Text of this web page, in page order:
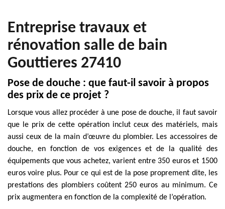
Entreprise travaux et
rénovation salle de bain
Gouttieres 27410
Pose de douche : que faut-il savoir à propos
des prix de ce projet ?
Lorsque vous allez procéder à une pose de douche, il faut savoir
que le prix de cette opération inclut ceux des matériels, mais
aussi ceux de la main d’œuvre du plombier. Les accessoires de
douche, en fonction de vos exigences et de la qualité des
équipements que vous achetez, varient entre 350 euros et 1500
euros voire plus. Pour ce qui est de la pose proprement dite, les
prestations des plombiers coûtent 250 euros au minimum. Ce
prix augmentera en fonction de la complexité de l’opération.